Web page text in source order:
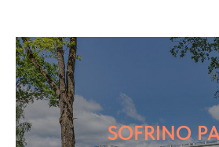
SOFRINO